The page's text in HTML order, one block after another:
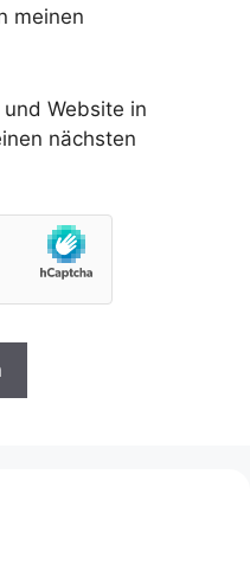
meinen
Website in
nächsten